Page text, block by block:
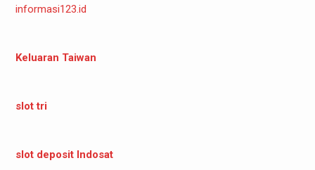
informasi123.id
Keluaran Taiwan
slot tri
slot deposit Indosat